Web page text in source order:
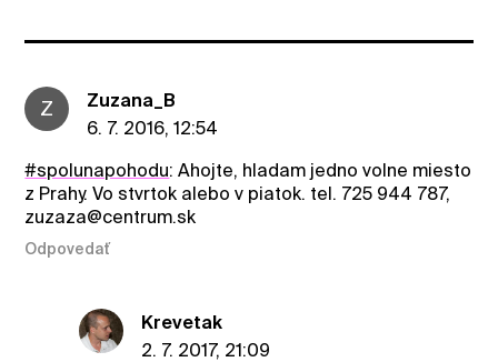
Z
Zuzana_B
6. 7. 2016, 12:54
#spolunapohodu: Ahojte, hladam jedno volne miesto
z Prahy. Vo stvrtok alebo v piatok. tel. 725 944 787,
zuzaza@centrum.sk
Odpovedať
Krevetak
2. 7. 2017, 21:09